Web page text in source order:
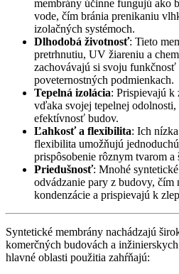
membrány účinne fungujú ako
vode, čím bránia prenikaniu
izolačných systémoch.
Dlhodobá životnosť: Tieto
pretrhnutiu, UV žiareniu a
zachovávajú si svoju funkčnosť
poveternostných podmienkach.
Tepelná izolácia: Prispievajú k
vďaka svojej tepelnej
efektívnosť budov.
Ľahkosť a flexibilita: Ich
flexibilita umožňujú
prispôsobenie rôznym tvarom a
Priedušnosť: Mnohé
odvádzanie pary z budovy,
kondenzácie a prispievajú k
Syntetické membrány nachádzajú
komerčných budovách a
hlavné oblasti použitia zahŕňajú: